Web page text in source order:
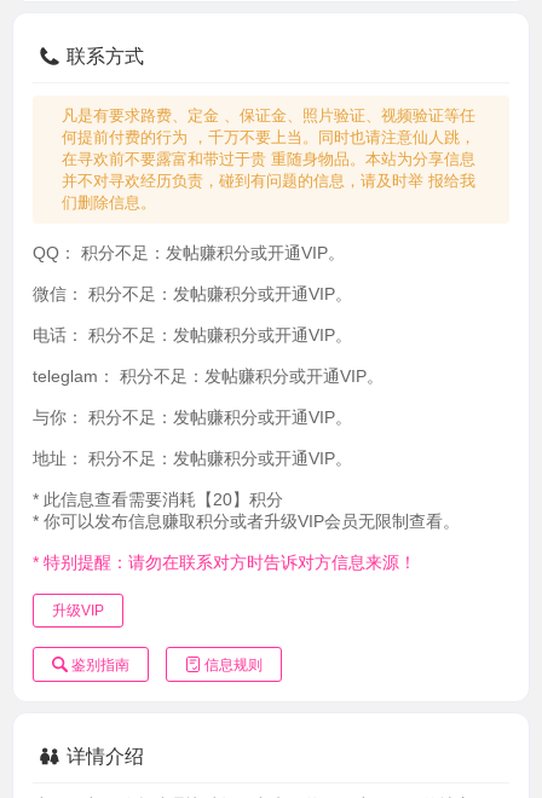
联系方式
凡是有要求路费、定金 、保证金、照片验证、视频验证等任
何提前付费的行为 ，千万不要上当。同时也请注意仙人跳，
在寻欢前不要露富和带过于贵 重随身物品。本站为分享信息
并不对寻欢经历负责，碰到有问题的信息，请及时举 报给我
们删除信息。
QQ： 积分不足：发帖赚积分或开通VIP。
微信： 积分不足：发帖赚积分或开通VIP。
电话： 积分不足：发帖赚积分或开通VIP。
teleglam： 积分不足：发帖赚积分或开通VIP。
与你： 积分不足：发帖赚积分或开通VIP。
地址： 积分不足：发帖赚积分或开通VIP。
* 此信息查看需要消耗【20】积分
* 你可以发布信息赚取积分或者升级VIP会员无限制查看。
* 特别提醒：请勿在联系对方时告诉对方信息来源！
升级VIP
鉴别指南 信息规则
详情介绍